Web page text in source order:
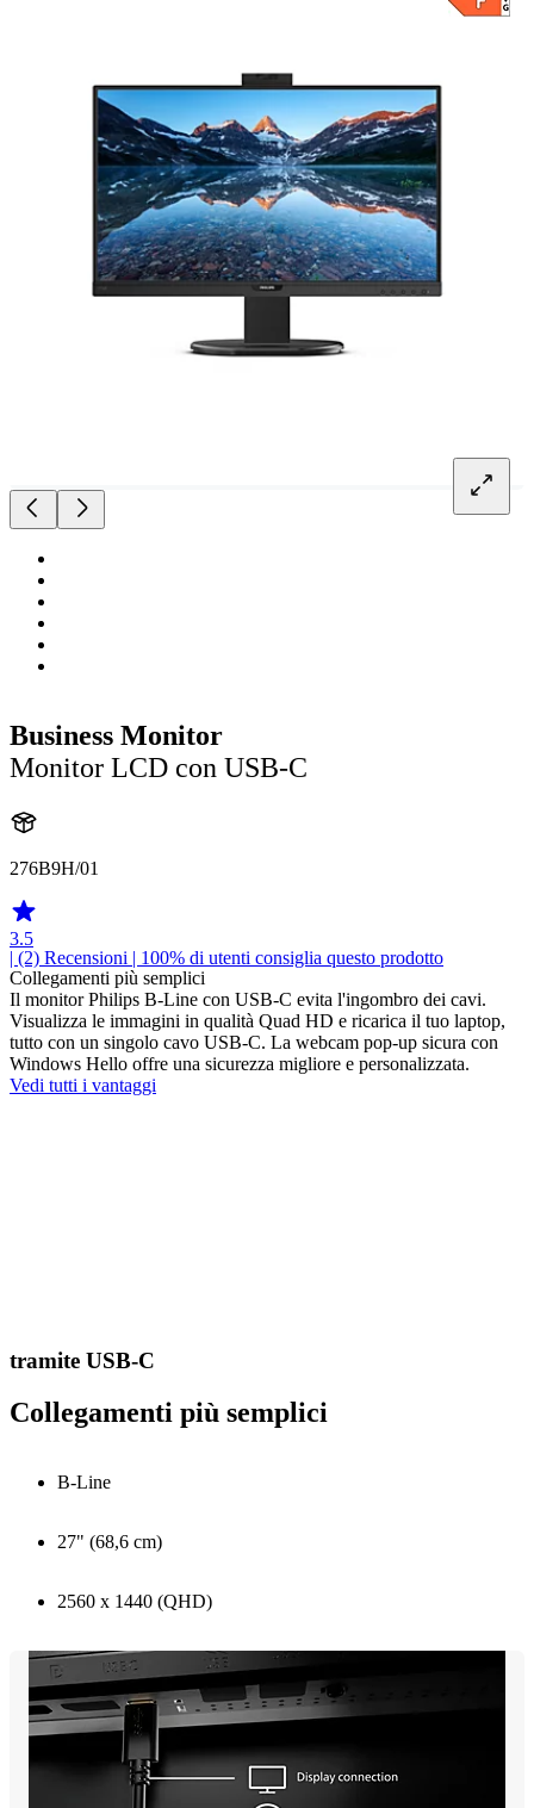
Business Monitor
Monitor LCD con USB-C
276B9H/01
3.5
| (2) Recensioni | 100% di utenti consiglia questo prodotto
Collegamenti più semplici
Il monitor Philips B-Line con USB-C evita l'ingombro dei cavi.
Visualizza le immagini in qualità Quad HD e ricarica il tuo laptop,
tutto con un singolo cavo USB-C. La webcam pop-up sicura con
Windows Hello offre una sicurezza migliore e personalizzata.
Vedi tutti i vantaggi
tramite USB-C
Collegamenti più semplici
B-Line
27" (68,6 cm)
2560 x 1440 (QHD)